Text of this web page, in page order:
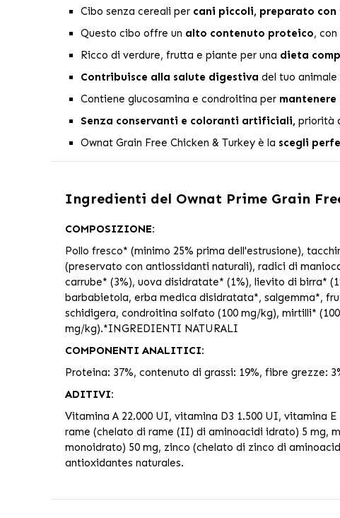
Cibo senza cereali per cani piccoli, preparato
Questo cibo offre un alto contenuto proteico,
Ricco di verdure, frutta e piante per una dieta
Contribuisce alla salute digestiva del tuo
Contiene glucosamina e condroitina per
Senza conservanti e coloranti artificiali, priorità
Ownat Grain Free Chicken & Turkey è la scegli
Ingredienti del Ownat Prime Grain
COMPOSIZIONE:
Pollo fresco* (minimo 25% prima dell'estrusione),
(preservato con antiossidanti naturali), radici di
carrube* (3%), uova disidratate* (1%), lievito di birra*
barbabietola, erba medica disidratata*, salgemma*,
schidigera, condroitina solfato (100 mg/kg), mirtilli*
mg/kg).*INGREDIENTI NATURALI
COMPONENTI ANALITICI:
Proteina: 37%, contenuto di grassi: 19%, fibre grezze:
ADITIVI:
Vitamina A 22.000 UI, vitamina D3 1.500 UI, vitamina
rame (chelato di rame (II) di aminoacidi idrato) 5 mg,
monoidrato) 50 mg, zinco (chelato di zinco di
antioxidantes naturales.